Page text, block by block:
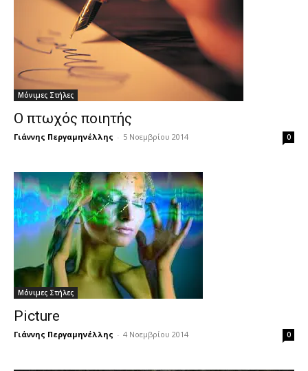
Μόνιμες Στήλες
Ο πτωχός ποιητής
Γιάννης Περγαμηνέλλης - 5 Νοεμβρίου 2014 0
Μόνιμες Στήλες
Picture
Γιάννης Περγαμηνέλλης - 4 Νοεμβρίου 2014 0